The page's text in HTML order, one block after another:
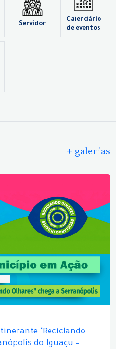
Servidor
Calendário
de eventos
+ galerias
"Reciclando
do Iguaçu –